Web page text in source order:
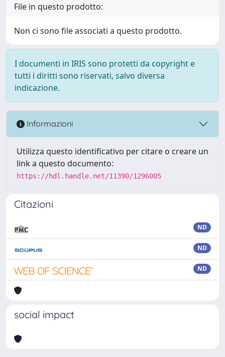
File in questo prodotto:
Non ci sono file associati a questo prodotto.
I documenti in IRIS sono protetti da copyright e
tutti i diritti sono riservati, salvo diversa
indicazione.
Informazioni
Utilizza questo identificativo per citare o creare un
link a questo documento:
https://hdl.handle.net/11390/1296005
Citazioni
ND
ND
ND
social impact